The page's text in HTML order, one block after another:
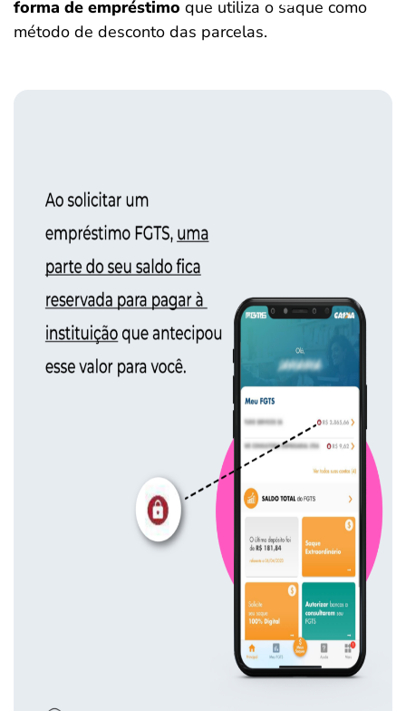
forma de empréstimo que utiliza o saque como
método de desconto das parcelas.